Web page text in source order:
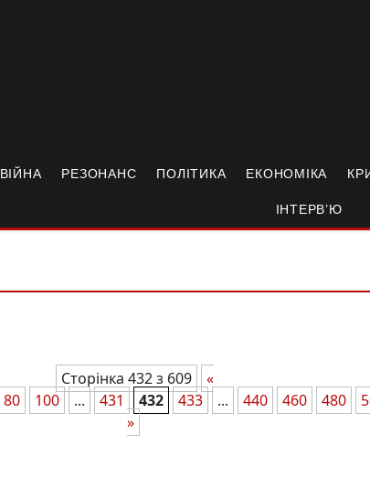
ВІЙНА РЕЗОНАНС ПОЛІТИКА ЕКОНОМІКА
ІНТЕРВ’Ю
Сторінка 432 з 609
«
80 100 ... 431 432 433 ... 440 460 480
»